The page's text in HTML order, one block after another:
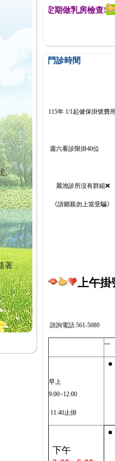
。
著
,提醒您定期做乳房檢查!
門診時間
115年 1/1起健保掛號費
週六看診限掛40位
麗池診所沒有群組❌
《請鄉親勿上當受騙》
上午掛
諮詢電話:561-5080
一
早上
9:00~12:00
11:40止掛
●
下午
●